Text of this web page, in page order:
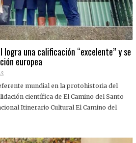
logra una calificación “excelente” y se
europea
mundial en la protohistoria del
científica de El Camino del Santo
Itinerario Cultural El Camino del